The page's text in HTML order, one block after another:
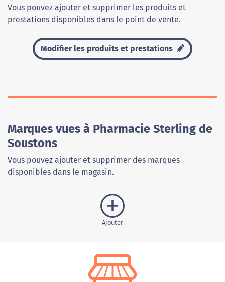
Vous pouvez ajouter et supprimer les produits et
prestations disponibles dans le point de vente.
Modifier les produits et prestations
Marques vues à Pharmacie Sterling de
Soustons
Vous pouvez ajouter et supprimer des marques
disponibles dans le magasin.
Ajouter